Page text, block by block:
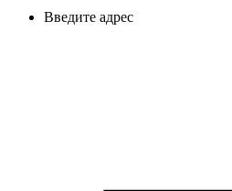
Введите адрес